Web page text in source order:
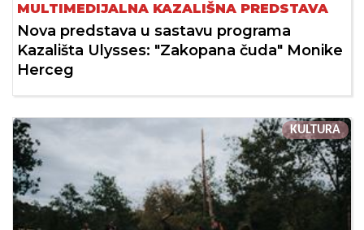
MULTIMEDIJALNA KAZALIŠNA PREDSTAVA
Nova predstava u sastavu programa
Kazališta Ulysses: "Zakopana čuda" Monike
Herceg
KULTURA